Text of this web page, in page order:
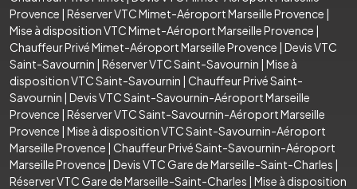
Provence | Réserver VTC Mimet-Aéroport Marseille Provence |
Mise à disposition VTC Mimet-Aéroport Marseille Provence |
Chauffeur Privé Mimet-Aéroport Marseille Provence | Devis VTC
Saint-Savournin | Réserver VTC Saint-Savournin | Mise à
disposition VTC Saint-Savournin | Chauffeur Privé Saint-
Savournin | Devis VTC Saint-Savournin-Aéroport Marseille
Provence | Réserver VTC Saint-Savournin-Aéroport Marseille
Provence | Mise à disposition VTC Saint-Savournin-Aéroport
Marseille Provence | Chauffeur Privé Saint-Savournin-Aéroport
Marseille Provence | Devis VTC Gare de Marseille-Saint-Charles |
Réserver VTC Gare de Marseille-Saint-Charles | Mise à disposition